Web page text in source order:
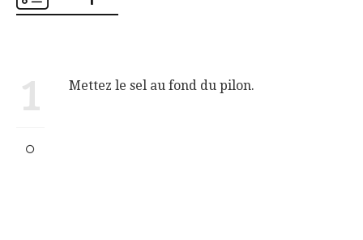
1 Mettez le sel au fond du pilon.